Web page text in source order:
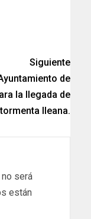
Siguiente
de
la llegada de
tormenta Ileana.
será
están